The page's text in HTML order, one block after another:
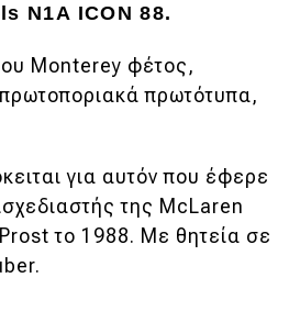
N1A ICON 88.
Monterey φέτος,
πρωτότυπα,
για αυτόν που έφερε
της McLaren
Prostτο 1988. Με θητεία σε